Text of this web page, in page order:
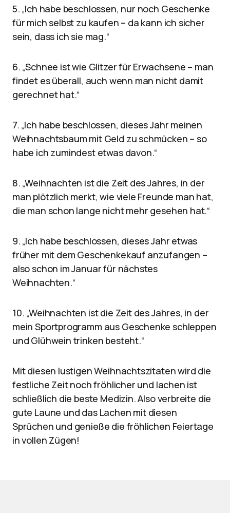
5. „Ich habe beschlossen, nur noch Geschenke
für mich selbst zu kaufen – da kann ich sicher
sein, dass ich sie mag.“
6. „Schnee ist wie Glitzer für Erwachsene – man
findet es überall, auch wenn man nicht damit
gerechnet hat.“
7. „Ich habe beschlossen, dieses Jahr meinen
Weihnachtsbaum mit Geld zu schmücken – so
habe ich zumindest etwas davon.“
8. „Weihnachten ist die Zeit des Jahres, in der
man plötzlich merkt, wie viele Freunde man hat,
die man schon lange nicht mehr gesehen hat.“
9. „Ich habe beschlossen, dieses Jahr etwas
früher mit dem Geschenkekauf anzufangen –
also schon im Januar für nächstes
Weihnachten.“
10. „Weihnachten ist die Zeit des Jahres, in der
mein Sportprogramm aus Geschenke schleppen
und Glühwein trinken besteht.“
Mit diesen lustigen Weihnachtszitaten wird die
festliche Zeit noch fröhlicher und lachen ist
schließlich die beste Medizin. Also verbreite die
gute Laune und das Lachen mit diesen
Sprüchen und genieße die fröhlichen Feiertage
in vollen Zügen!